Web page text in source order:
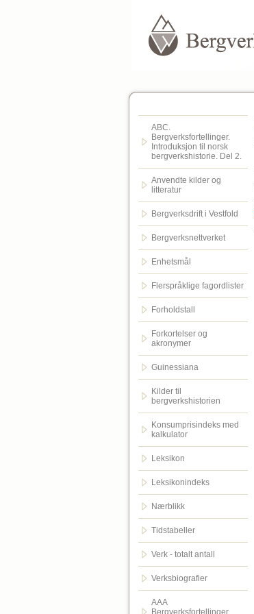
ABC.
Bergverksfortellinger.
Introduksjon til norsk
bergverkshistorie. Del 2.
Anvendte kilder og
litteratur
Bergverksdrift i Vestfold
Bergverksnettverket
Enhetsmål
Flerspråklige fagordlister
Forholdstall
Forkortelser og
akronymer
Guinessiana
Kilder til
bergverkshistorien
Konsumprisindeks med
kalkulator
Leksikon
Leksikonindeks
Nærblikk
Tidstabeller
Verk - totalt antall
Verksbiografier
AAA
Bergverksfortellinger.